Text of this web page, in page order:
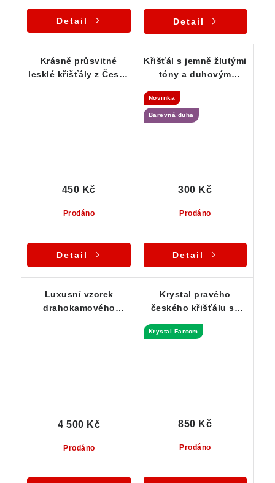
Detail Detail
Krásně průsvitné
lesklé křišťály z České
Prodáno
450 Kč
Detail
Křišťál s jemně žlutými
tóny a duhovým
Novinka
Barevná duha
Prodáno
300 Kč
Detail
Luxusní vzorek
drahokamového
Prodáno
4 500 Kč
Krystal pravého
českého křišťálu se
špicí
Krystal Fantom
Prodáno
850 Kč